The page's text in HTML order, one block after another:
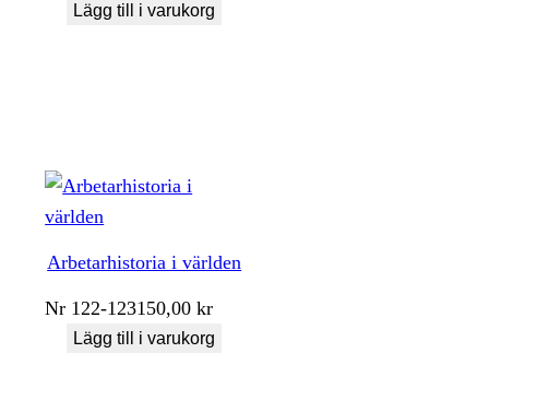
Lägg till i varukorg
Arbetarhistoria i världen
Nr 122-123150,00kr
Lägg till i varukorg